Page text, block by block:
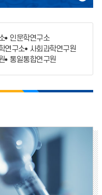
인문학연구소
연구소
사회과학연구원
통일통합연구원